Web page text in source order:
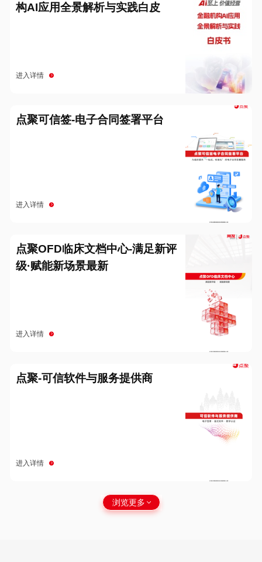
构AI应用全景解析与实践白皮
进入详情
点聚可信签-电子合同签署平台
进入详情
点聚OFD临床文档中心-满足新评
级·赋能新场景最新
进入详情
点聚-可信软件与服务提供商
进入详情
浏览更多